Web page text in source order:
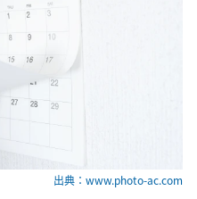
出典：www.photo-ac.com